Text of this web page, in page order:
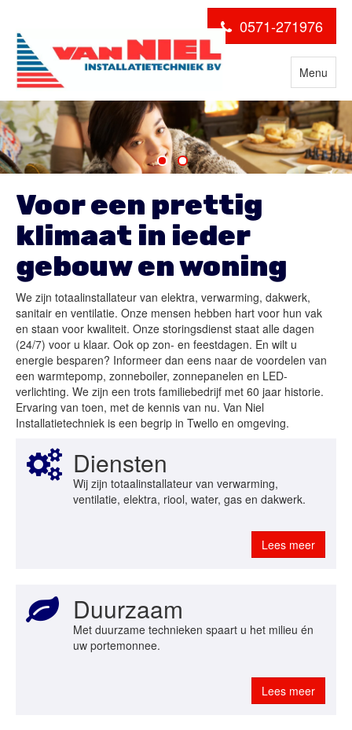
0571-271976
Menu
Voor een prettig
klimaat in ieder
gebouw en woning
We zijn totaalinstallateur van elektra, verwarming, dakwerk,
sanitair en ventilatie. Onze mensen hebben hart voor hun vak
en staan voor kwaliteit. Onze storingsdienst staat alle dagen
(24/7) voor u klaar. Ook op zon- en feestdagen. En wilt u
energie besparen? Informeer dan eens naar de voordelen van
een warmtepomp, zonneboiler, zonnepanelen en LED-
verlichting. We zijn een trots familiebedrijf met 60 jaar historie.
Ervaring van toen, met de kennis van nu. Van Niel
Installatietechniek is een begrip in Twello en omgeving.
Diensten
Wij zijn totaalinstallateur van verwarming,
ventilatie, elektra, riool, water, gas en dakwerk.
Lees meer
Duurzaam
Met duurzame technieken spaart u het milieu én
uw portemonnee.
Lees meer